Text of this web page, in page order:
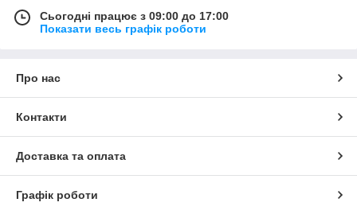
Сьогодні працює з 09:00 до 17:00
Показати весь графік роботи
Про нас
Контакти
Доставка та оплата
Графік роботи